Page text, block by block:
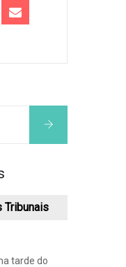
Tribunais
tarde do